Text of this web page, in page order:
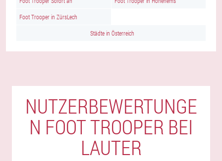
Foot Trooper in ZürsLech
Städte in Österreich
NUTZERBEWERTUNGE
N FOOT TROOPER BEI
LAUTER